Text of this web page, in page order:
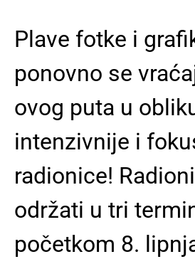
Plave fotke i
ponovno se
ovog puta u
intenzivnije i
radionice!
održati u tri
početkom 8.